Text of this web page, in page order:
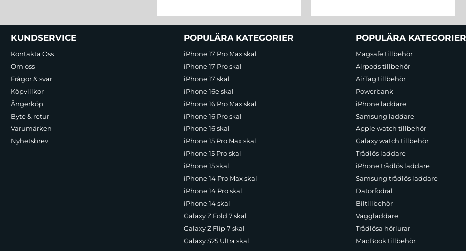
Sidfot Blandad info och länkar
KUNDSERVICE
Kontakta Oss
Om oss
Frågor & svar
Köpvillkor
Ångerköp
Byte & retur
Varumärken
Nyhetsbrev
POPULÄRA KATEGORIER
iPhone 17 Pro Max skal
iPhone 17 Pro skal
iPhone 17 skal
iPhone 16e skal
iPhone 16 Pro Max skal
iPhone 16 Pro skal
iPhone 16 skal
iPhone 15 Pro Max skal
iPhone 15 Pro skal
iPhone 15 skal
iPhone 14 Pro Max skal
iPhone 14 Pro skal
iPhone 14 skal
Galaxy Z Fold 7 skal
Galaxy Z Flip 7 skal
Galaxy S25 Ultra skal
POPULÄRA KATEGORIER
Magsafe tillbehör
Airpods tillbehör
AirTag tillbehör
Powerbank
iPhone laddare
Samsung laddare
Apple watch tillbehör
Galaxy watch tillbehör
Trådlös laddare
iPhone trådlös laddare
Samsung trådlös laddare
Datorfodral
Biltillbehör
Väggladdare
Trådlösa hörlurar
MacBook tillbehör